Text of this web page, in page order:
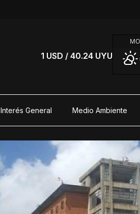
1 USD / 40.24 UYU
Interés General Medio Ambiente